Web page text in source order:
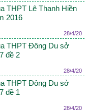
THPT Lê Thanh Hiền
2016
28/4/20
THPT Đông Du sở
đề 2
28/4/20
THPT Đông Du sở
đề 1
28/4/20